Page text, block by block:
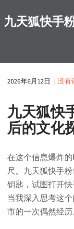
九天狐快手
2026年6月12日 | 没有
九天狐快
后的文化
在这个信息爆炸
尺。九天狐快手
钥匙，试图打开
当我深入思考这
市的一次偶然经历